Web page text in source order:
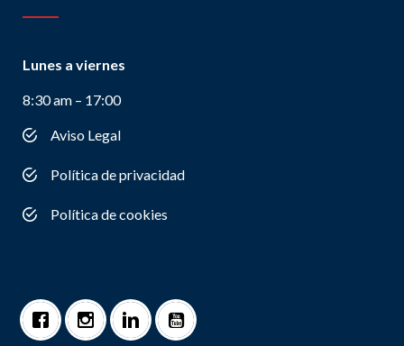
Lunes a viernes
8:30 am – 17:00
Aviso Legal
Política de privacidad
Política de cookies